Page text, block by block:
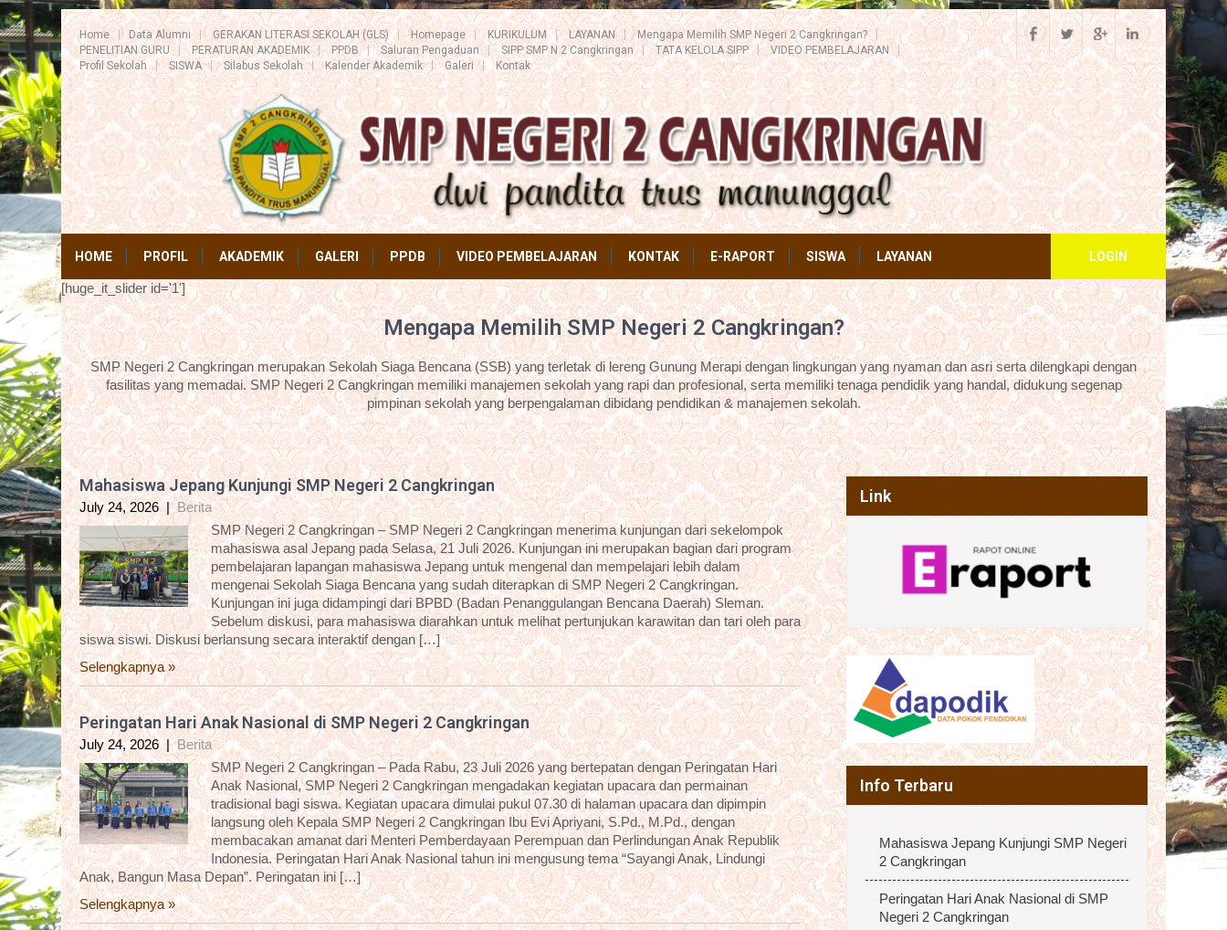
Home Data Alumni GERAKAN LITERASI SEKOLAH (GLS) Homepage KURIKULUM LAYANAN
Mengapa Memilih SMP Negeri 2 Cangkringan?
PENELITIAN GURU
PERATURAN AKADEMIK PPDB Saluran Pengaduan SIPP SMP N 2 Cangkringan TATA KELOLA SIPP
VIDEO PEMBELAJARAN
Profil Sekolah
SISWA Silabus Sekolah Kalender Akademik Galeri Kontak
HOME PROFIL AKADEMIK GALERI PPDB VIDEO PEMBELAJARAN KONTAK E-RAPORT SISWA LAYANAN LOGIN
[huge_it_slider id='1']
Mengapa Memilih SMP Negeri 2 Cangkringan?
SMP Negeri 2 Cangkringan merupakan Sekolah Siaga Bencana (SSB) yang terletak di lereng Gunung Merapi dengan lingkungan yang nyaman dan asri serta dilengkapi dengan
fasilitas yang memadai. SMP Negeri 2 Cangkringan memiliki manajemen sekolah yang rapi dan profesional, serta memiliki tenaga pendidik yang handal, didukung segenap
pimpinan sekolah yang berpengalaman dibidang pendidikan & manajemen sekolah.
Mahasiswa Jepang Kunjungi SMP Negeri 2 Cangkringan
July 24, 2026 | Berita
SMP Negeri 2 Cangkringan – SMP Negeri 2 Cangkringan menerima kunjungan dari sekelompok
mahasiswa asal Jepang pada Selasa, 21 Juli 2026. Kunjungan ini merupakan bagian dari program
pembelajaran lapangan mahasiswa Jepang untuk mengenal dan mempelajari lebih dalam
mengenai Sekolah Siaga Bencana yang sudah diterapkan di SMP Negeri 2 Cangkringan.
Kunjungan ini juga didampingi dari BPBD (Badan Penanggulangan Bencana Daerah) Sleman.
Sebelum diskusi, para mahasiswa diarahkan untuk melihat pertunjukan karawitan dan tari oleh para
siswa siswi. Diskusi berlansung secara interaktif dengan […]
Selengkapnya »
Peringatan Hari Anak Nasional di SMP Negeri 2 Cangkringan
July 24, 2026 |Berita
SMP Negeri 2 Cangkringan – Pada Rabu, 23 Juli 2026 yang bertepatan dengan Peringatan Hari
Anak Nasional, SMP Negeri 2 Cangkringan mengadakan kegiatan upacara dan permainan
tradisional bagi siswa. Kegiatan upacara dimulai pukul 07.30 di halaman upacara dan dipimpin
langsung oleh Kepala SMP Negeri 2 Cangkringan Ibu Evi Apriyani, S.Pd., M.Pd., dengan
membacakan amanat dari Menteri Pemberdayaan Perempuan dan Perlindungan Anak Republik
Indonesia. Peringatan Hari Anak Nasional tahun ini mengusung tema “Sayangi Anak, Lindungi
Anak, Bangun Masa Depan”. Peringatan ini […]
Selengkapnya »
Link
Info Terbaru
Mahasiswa Jepang Kunjungi SMP Negeri
2 Cangkringan
Peringatan Hari Anak Nasional di SMP
Negeri 2 Cangkringan